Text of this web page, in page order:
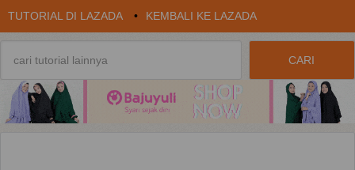
TUTORIAL DI LAZADA • KEMBALI KE LAZADA